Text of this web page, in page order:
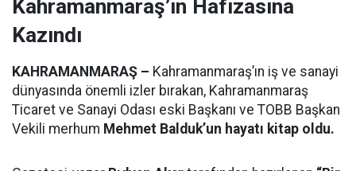
Kahramanmaraş’ın Hafızasına
Kazındı
KAHRAMANMARAŞ – Kahramanmaraş’ın iş ve sanayi
dünyasında önemli izler bırakan, Kahramanmaraş
Ticaret ve Sanayi Odası eski Başkanı ve TOBB Başkan
Vekili merhum Mehmet Balduk’un hayatı kitap oldu.